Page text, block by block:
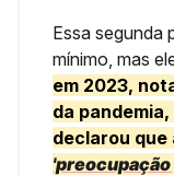
Essa segunda
mínimo, mas
em 2023,
da
declarou que